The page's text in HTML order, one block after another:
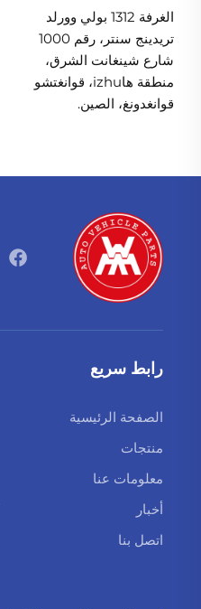
الغرفة 1312 بولي وورلد
تريدينج سنتر، رقم 1000
شارع شينغانت الشرق،
منطقة هاizhu، قوانغتشو
قوانغدونغ، الصين.
رابط سريع
الصفحة الرئيسية
منتجات
معلومات عنا
أخبار
اتصل بنا